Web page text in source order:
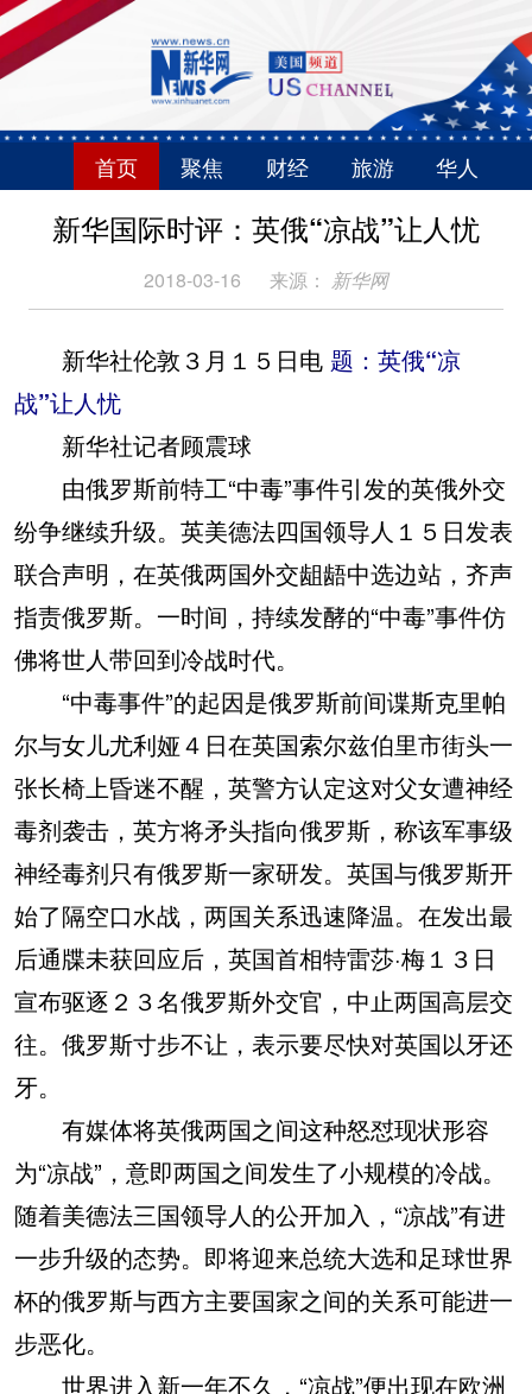
首页 聚焦 财经 旅游 华人
新华国际时评：英俄“凉战”让人忧
2018-03-16 来源： 新华网
新华社伦敦３月１５日电 题：英俄“凉
战”让人忧
新华社记者顾震球
由俄罗斯前特工“中毒”事件引发的英俄外交
纷争继续升级。英美德法四国领导人１５日发表
联合声明，在英俄两国外交龃龉中选边站，齐声
指责俄罗斯。一时间，持续发酵的“中毒”事件仿
佛将世人带回到冷战时代。
“中毒事件”的起因是俄罗斯前间谍斯克里帕
尔与女儿尤利娅４日在英国索尔兹伯里市街头一
张长椅上昏迷不醒，英警方认定这对父女遭神经
毒剂袭击，英方将矛头指向俄罗斯，称该军事级
神经毒剂只有俄罗斯一家研发。英国与俄罗斯开
始了隔空口水战，两国关系迅速降温。在发出最
后通牒未获回应后，英国首相特雷莎·梅１３日
宣布驱逐２３名俄罗斯外交官，中止两国高层交
往。俄罗斯寸步不让，表示要尽快对英国以牙还
牙。
有媒体将英俄两国之间这种怒怼现状形容
为“凉战”，意即两国之间发生了小规模的冷战。
随着美德法三国领导人的公开加入，“凉战”有进
一步升级的态势。即将迎来总统大选和足球世界
杯的俄罗斯与西方主要国家之间的关系可能进一
步恶化。
世界进入新一年不久，“凉战”便出现在欧洲